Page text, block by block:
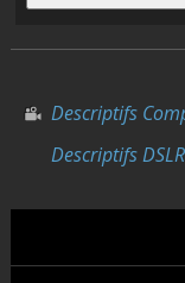
Descriptifs
Descriptifs